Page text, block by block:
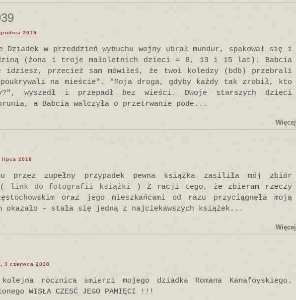
2019
Dziadek w przeddzień wybuchu wojny ubrał mundur, spakował się i
(żona i troje małoletnich dzieci = 8, 13 i 15 lat). Babcia
idziesz, przecież sam mówiłeś, że twoi koledzy (bdb) przebrali
na mieście". "Moja droga, gdyby każdy tak zrobił, kto
wyszedł i przepadł bez wieści. Dwoje starszych dzieci
a Babcia walczyła o przetrwanie pode...
Więcej
lipca 2018
przez zupełny przypadek pewna książka zasiliła mój zbiór
(
link do fotografii książki ) Z racji tego, że zbieram rzeczy
oraz jego mieszkańcami od razu przyciągnęła moją
okazało - stała się jedną z najciekawszych książek...
Więcej
, 3 czerwca 2018
rocznica smierci mojego dziadka Romana Kanafoyskiego.
WISŁA CZESĆ JEGO PAMIĘCI !!!